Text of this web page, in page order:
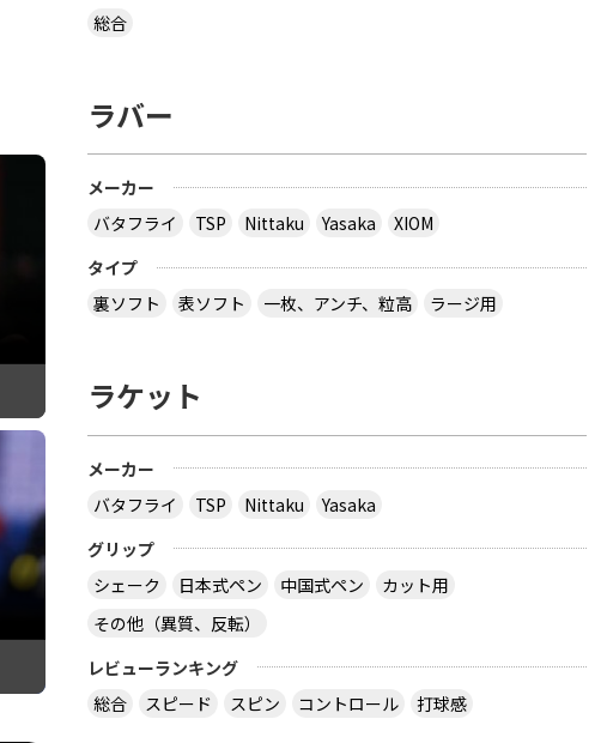
総合
ラバー
メーカー
バタフライ
TSP Nittaku Yasaka
XIOM
タイプ
裏ソフト
表ソフト 一枚、アンチ、粒高 ラージ用
ラケット
メーカー
バタフライ
TSP Nittaku
Yasaka
グリップ
シェーク
日本式ペン 中国式ペン
カット用
その他（異質、反転）
レビューランキング
総合
スピード スピン コントロール 打球感